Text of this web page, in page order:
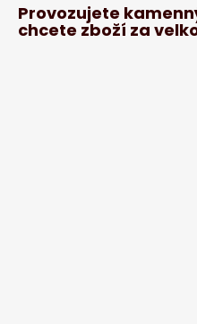
Provozujete
chcete zboží za